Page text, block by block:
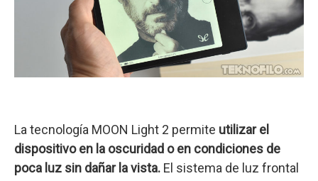
La tecnología MOON Light 2 permite utilizar el
dispositivo en la oscuridad o en condiciones de
poca luz sin dañar la vista. El sistema de luz frontal